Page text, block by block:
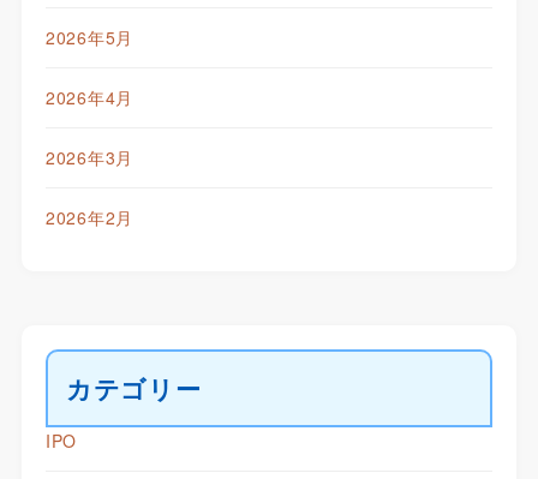
2026年5月
2026年4月
2026年3月
2026年2月
カテゴリー
IPO